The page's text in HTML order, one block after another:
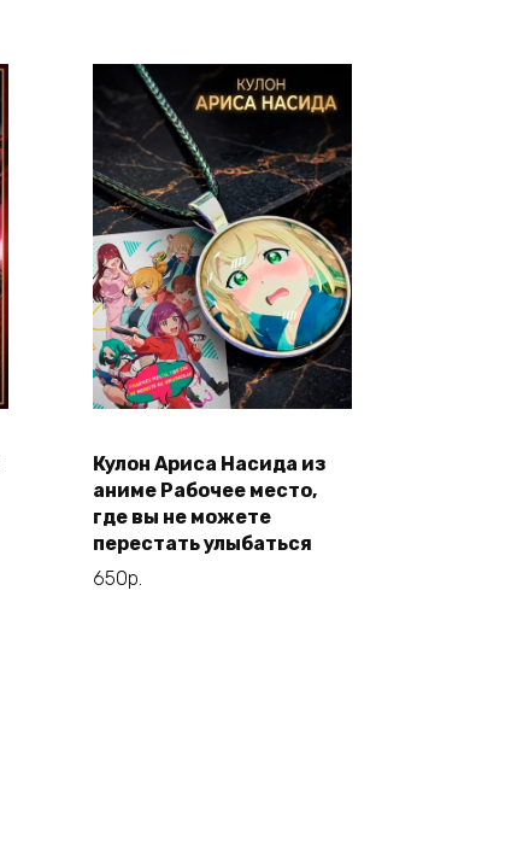
В корзину
Кулон Ариса Насида из
аниме Рабочее место,
где вы не можете
перестать улыбаться
650р.